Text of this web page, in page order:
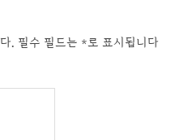
. 필수 필드는 *로 표시됩니다